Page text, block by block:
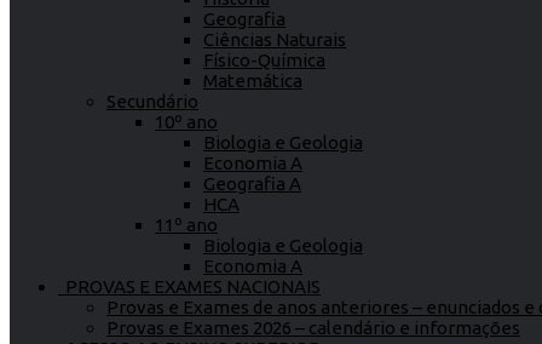
Geografia
Ciências Naturais
Físico-Química
Matemática
Secundário
10º ano
Biologia e Geologia
Economia A
Geografia A
HCA
11º ano
Biologia e Geologia
Economia A
PROVAS E EXAMES NACIONAIS
Provas e Exames de anos anteriores – enunciados
Provas e Exames 2026 – calendário e informações